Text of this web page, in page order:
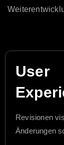
User
Revisionen
Änderungen